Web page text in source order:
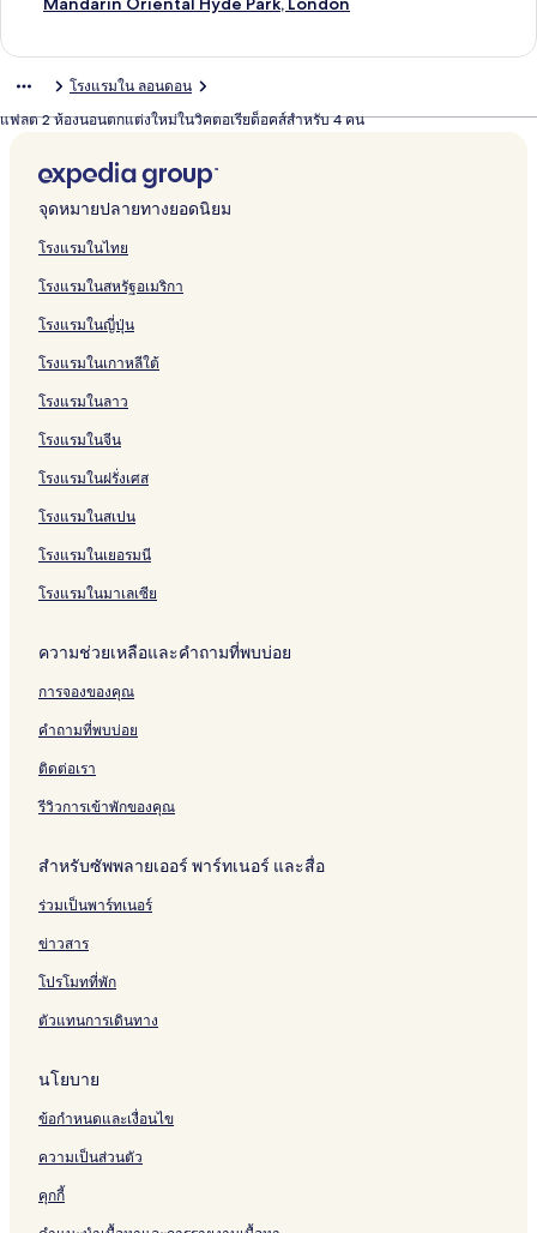
t
s
y
e
y
C
o
l
c
t
i
o
d
o
t
u
i
i
n
L
o
d
n
c
i
u
2
-
b
e
A
a
r
t
m
n
i
n
L
o
n
o
,
b
T
i
s
t
l
o
n
o
-
1
L
e
c
s
t
e
r
q
a
r
e
b
y
H
r
I
n
o
n
d
o
K
n
g
'
s
r
s
s
o
n
o
,
a
M
o
g
n
s
O
r
g
n
a
l
s
h
t
l
e
H
t
l
L
o
n
o
o
n
o
E
a
r
l
C
u
r
t
m
e
L
n
o
n
H
o
e
a
n
R
o
m
m
i
n
t
r
,
L
o
d
n
E
y
e
B
g
B
e
n
1
M
n
t
e
s
W
k
n
w
e
l
n
d
e
r
r
u
n
d
H
t
l
T
o
t
t
n
a
C
o
u
r
o
d
o
l
d
y
I
n
n
x
r
e
s
s
o
d
o
n
-
P
r
R
y
a
l
b
H
T
h
L
n
d
o
n
r
บ
T
e
a
v
o
y
รั
บ
h
R
i
t
z
o
d
o
n
สำ
ห
รั
Z
d
w
e
l
P
c
c
a
d
l
y
C
i
r
c
s
สำ
ห
บ
e
d
f
o
d
o
t
e
l
น
สำ
รั
L
o
v
e
y
-
b
e
d
p
r
t
m
e
n
i
L
n
d
o
n
า
น
ห
บ
2
B
e
r
o
m
F
l
t
n
C
e
n
t
a
L
n
d
o
n
ฐ
า
สำ
รั
บ
P
e
t
o
u
s
e
r
n
d
n
e
w
n
r
m
w
e
l
o
d
ร
ฐ
น
ห
รั
บ
C
n
p
y
b
y
i
t
o
n
L
o
d
n
i
t
y
ต
ร
า
สำ
ห
รั
บ
a
d
a
r
i
O
i
e
n
t
a
H
d
P
a
r
k
o
d
n
โรงแรมใน ลอนดอน
แฟลต 2 ห้องนอนตกแต่งใหม่ในวิคตอเรียด็อคส์สำหรับ 4 คน
จุดหมายปลายทางยอดนิยม
โรงแรมในไทย
โรงแรมในสหรัฐอเมริกา
โรงแรมในญี่ปุ่น
โรงแรมในเกาหลีใต้
โรงแรมในลาว
โรงแรมในจีน
โรงแรมในฝรั่งเศส
โรงแรมในสเปน
โรงแรมในเยอรมนี
โรงแรมในมาเลเซีย
ความช่วยเหลือและคำถามที่พบบ่อย
การจองของคุณ
คำถามที่พบบ่อย
ติดต่อเรา
รีวิวการเข้าพักของคุณ
สำหรับซัพพลายเออร์ พาร์ทเนอร์ และสื่อ
ร่วมเป็นพาร์ทเนอร์
ข่าวสาร
โปรโมทที่พัก
ตัวแทนการเดินทาง
นโยบาย
ข้อกำหนดและเงื่อนไข
ความเป็นส่วนตัว
คุกกี้